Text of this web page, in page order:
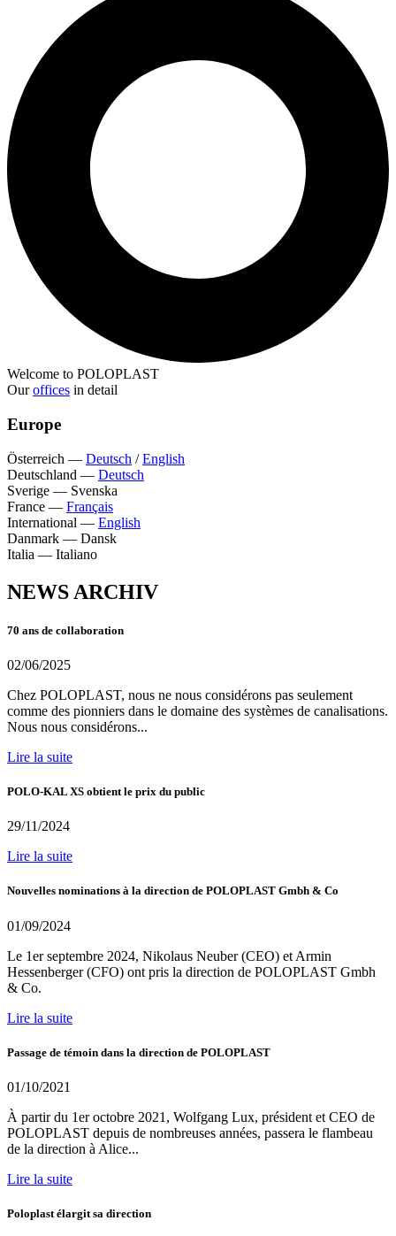
Welcome to POLOPLAST
Ouroffices in detail
Europe
Österreich — Deutsch /English
Deutschland — Deutsch
Sverige — Svenska
France — Français
International — English
Danmark — Dansk
Italia — Italiano
NEWS ARCHIV
70 ans de collaboration
02/06/2025
Chez POLOPLAST, nous ne nous considérons pas seulement
comme des pionniers dans le domaine des systèmes de canalisations.
Nous nous considérons...
Lire la suite
POLO-KAL XS obtient le prix du public
29/11/2024
Lire la suite
Nouvelles nominations à la direction de POLOPLAST Gmbh & Co
01/09/2024
Le 1er septembre 2024, Nikolaus Neuber (CEO) et Armin
Hessenberger (CFO) ont pris la direction de POLOPLAST Gmbh
& Co.
Lire la suite
Passage de témoin dans la direction de POLOPLAST
01/10/2021
À partir du 1er octobre 2021, Wolfgang Lux, président et CEO de
POLOPLAST depuis de nombreuses années, passera le flambeau
de la direction à Alice...
Lire la suite
Poloplast élargit sa direction